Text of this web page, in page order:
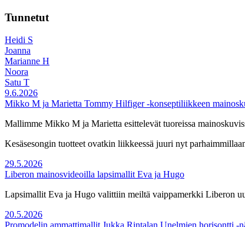
Tunnetut
Heidi S
Joanna
Marianne H
Noora
Satu T
9.6.2026
Mikko M ja Marietta Tommy Hilfiger -konseptiliikkeen
Mallimme Mikko M ja Marietta esittelevät tuoreissa
Kesäsesongin tuotteet ovatkin liikkeessä juuri nyt
29.5.2026
Liberon mainosvideoilla lapsimallit Eva ja Hugo
Lapsimallit Eva ja Hugo valittiin meiltä vaippamerkki Liberon
20.5.2026